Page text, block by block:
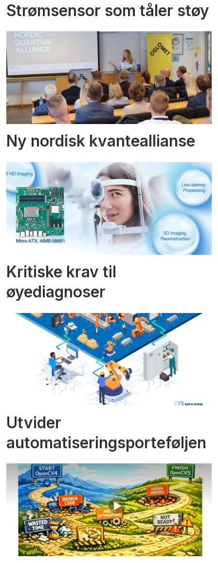
Strømsensor som tåler støy
Ny nordisk kvanteallianse
Kritiske krav til
øyediagnoser
Utvider
automatiseringsporteføljen